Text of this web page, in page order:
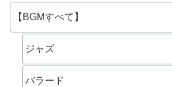
【BGMすべて】
ジャズ
バラード